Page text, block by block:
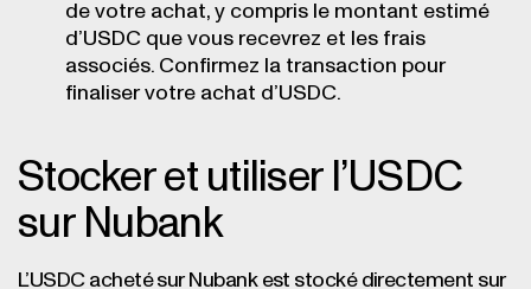
de votre achat, y compris le montant estimé
d’USDC que vous recevrez et les frais
associés. Confirmez la transaction pour
finaliser votre achat d’USDC.
Stocker et utiliser l’USDC
sur Nubank
L’USDC acheté sur Nubank est stocké directement sur